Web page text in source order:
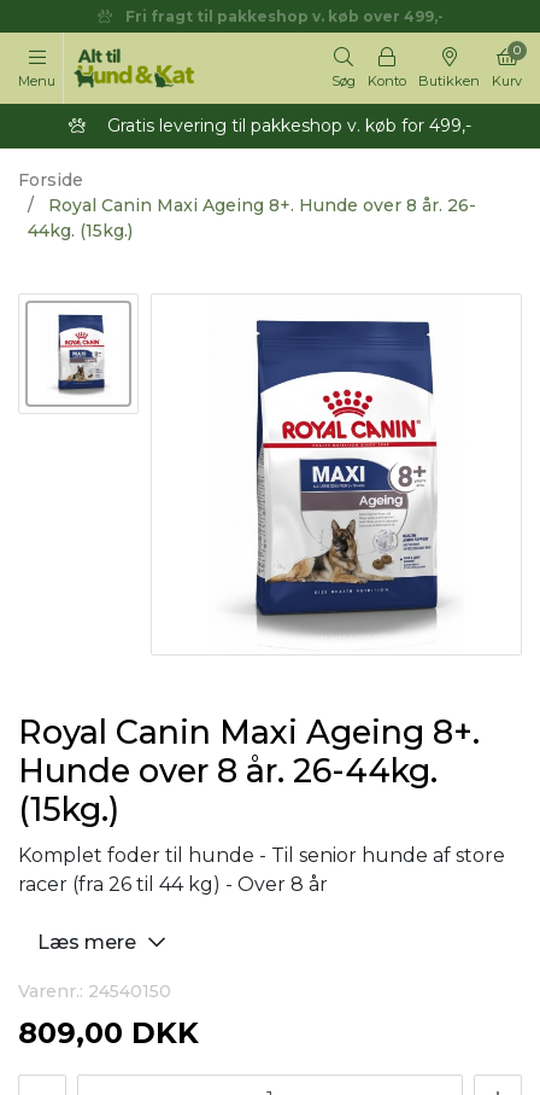
Fri fragt til pakkeshop v. køb over 499,-
Menu Søg Konto Butikken Kurv
0
Gratis levering til pakkeshop v. køb for 499,-
Forside
Royal Canin Maxi Ageing 8+. Hunde over 8 år. 26-
44kg. (15kg.)
Royal Canin Maxi Ageing 8+.
Hunde over 8 år. 26-44kg.
(15kg.)
Komplet foder til hunde - Til senior hunde af store
racer (fra 26 til 44 kg) - Over 8 år
Læs mere
Varenr.: 24540150
809,00 DKK